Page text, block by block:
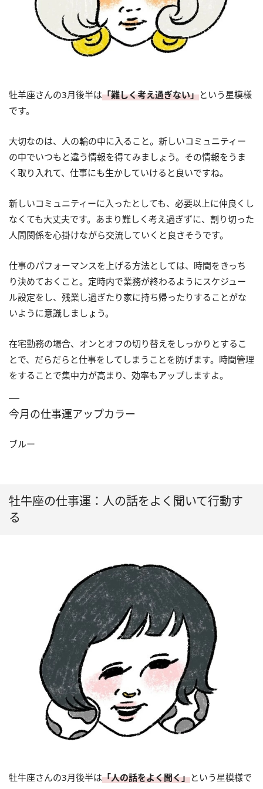
牡羊座さんの3月後半は「難しく考え過ぎない」という星模様
です。
大切なのは、人の輪の中に入ること。新しいコミュニティー
の中でいつもと違う情報を得てみましょう。その情報をうま
く取り入れて、仕事にも生かしていけると良いですね。
新しいコミュニティーに入ったとしても、必要以上に仲良くし
なくても大丈夫です。あまり難しく考え過ぎずに、割り切った
人間関係を心掛けながら交流していくと良さそうです。
仕事のパフォーマンスを上げる方法としては、時間をきっち
り決めておくこと。定時内で業務が終わるようにスケジュー
ル設定をし、残業し過ぎたり家に持ち帰ったりすることがな
いように意識しましょう。
在宅勤務の場合、オンとオフの切り替えをしっかりとするこ
とで、だらだらと仕事をしてしまうことを防げます。時間管理
をすることで集中力が高まり、効率もアップしますよ。
今月の仕事運アップカラー
ブルー
牡牛座の仕事運：人の話をよく聞いて行動す
る
牡牛座さんの3月後半は「人の話をよく聞く」という星模様で